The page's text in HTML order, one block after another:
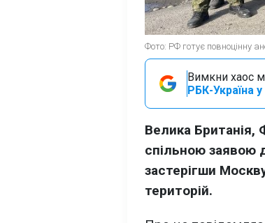
Фото: РФ готує повноцінну
Вимкни хаос
РБК-Україна
Велика Британія,
спільною заявою
застерігши
територій.